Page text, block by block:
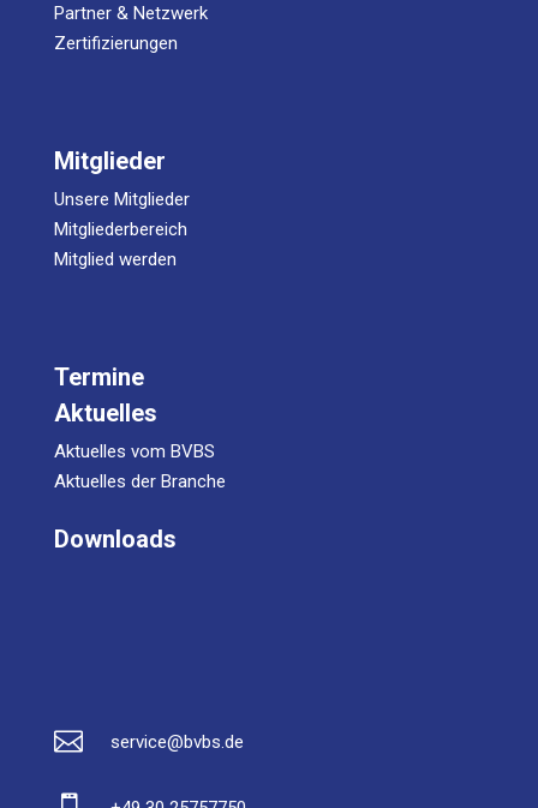
Partner & Netzwerk
Zertifizierungen
Mitglieder
Unsere Mitglieder
Mitgliederbereich
Mitglied werden
Termine
Aktuelles
Aktuelles vom BVBS
Aktuelles der Branche
Downloads
 service@bvbs.de